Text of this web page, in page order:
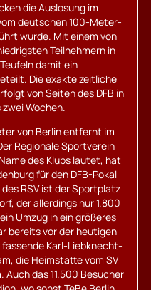
die Auslosung im
deutschen 100-Meter-
wurde. Mit einem von
Teilnehmern in
damit ein
Die exakte zeitliche
von Seiten des DFB in
Wochen.
von Berlin entfernt im
Regionale Sportverein
des Klubs lautet, hat
für den DFB-Pokal
RSV ist der Sportplatz
der allerdings nur 1.800
Umzug in ein größeres
bereits vor der heutigen
fassende Karl-Liebknecht-
die Heimstätte vom SV
Auch das 11.500 Besucher